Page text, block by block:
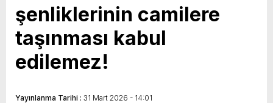
şenliklerinin camilere
taşınması kabul
edilemez!
Yayınlanma Tarihi : 31 Mart 2026 - 14:01